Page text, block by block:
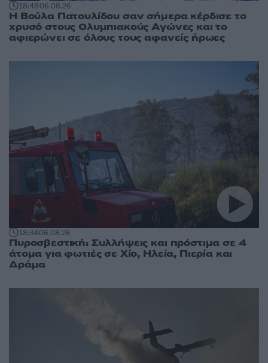
18:4806.08.26
Η Βούλα Πατουλίδου σαν σήμερα κέρδισε το
χρυσό στους Ολυμπιακούς Αγώνες και το
αφιερώνει σε όλους τους αφανείς ήρωες
18:3406.08.26
Πυροσβεστική: Συλλήψεις και πρόστιμα σε 4
άτομα για φωτιές σε Χίο, Ηλεία, Πιερία και
Δράμα